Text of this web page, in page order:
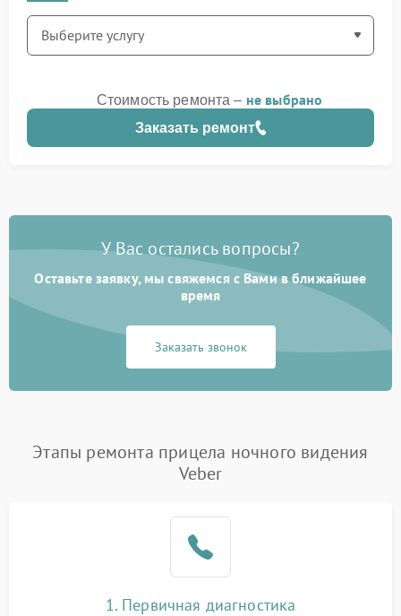
Заказать ремонт
Стоимость ремонта – не выбрано
У Вас остались вопросы?
Оставьте заявку, мы свяжемся с Вами в ближайшее
время
Заказать звонок
Этапы ремонта прицела ночного видения
Veber
1. Первичная диагностика